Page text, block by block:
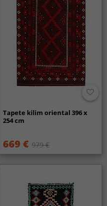
Tapete kilim oriental 396 x
254 cm
669 € 979 €